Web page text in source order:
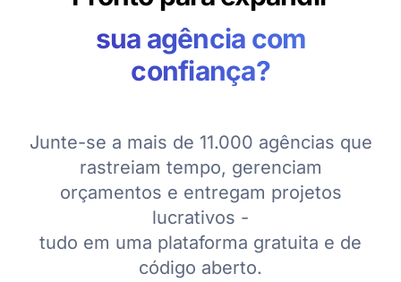
sua agência com
confiança?
Junte-se a mais de 11.000 agências que
rastreiam tempo, gerenciam
orçamentos e entregam projetos
lucrativos -
tudo em uma plataforma gratuita e de
código aberto.